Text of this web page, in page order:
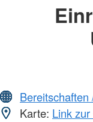
Karte: Link